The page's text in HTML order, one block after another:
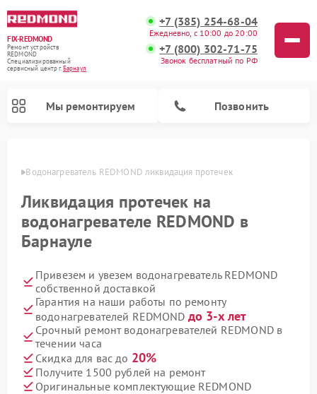
FIX-REDMOND
Ремонт устройств
REDMOND
Специализированный
cервисный центр г.Барнаул
+7 (385) 254-68-04
Ежедневно, с 10:00 до 20:00
+7 (800) 302-71-75
Звонок бесплатный по РФ
Мы ремонтируем Позвонить
Водонагреватель REDMOND ликвидация протечек
Ликвидация протечек на
водонагревателе REDMOND в
Барнауле
Привезем и увезем водонагреватель REDMOND
собственной доставкой
Гарантия на наши работы по ремонту
водонагревателей REDMOND до 3-х лет
Срочный ремонт водонагревателей REDMOND в
течении часа
Скидка для вас до 20%
Получите 1500 рублей на ремонт
Оригинальные комплектующие REDMOND